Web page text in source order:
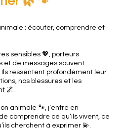
: écouter, comprendre et
sensibles 💖, porteurs
et de messages souvent
Ils ressentent profondément leur
nos blessures et les
🌌.
animale 🐾, j’entre en
comprendre ce qu’ils vivent, ce
cherchent à exprimer 💫.